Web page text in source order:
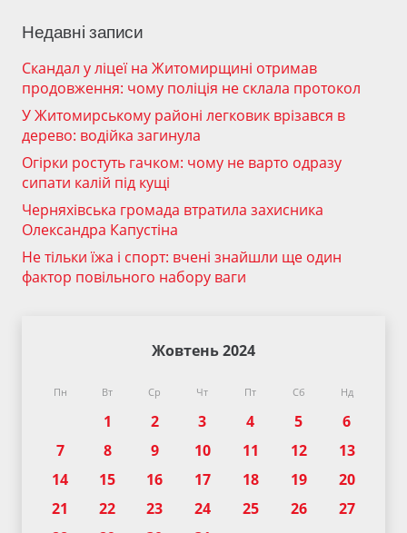
Недавні записи
Скандал у ліцеї на Житомирщині отримав
продовження: чому поліція не склала протокол
У Житомирському районі легковик врізався в
дерево: водійка загинула
Огірки ростуть гачком: чому не варто одразу
сипати калій під кущі
Черняхівська громада втратила захисника
Олександра Капустіна
Не тільки їжа і спорт: вчені знайшли ще один
фактор повільного набору ваги
Жовтень 2024
Пн Вт Ср Чт Пт Сб Нд
1 2 3 4 5
6
7
8 9 10 11 12
13
14
15 16 17 18 19
20
21
22 23 24 25 26
27